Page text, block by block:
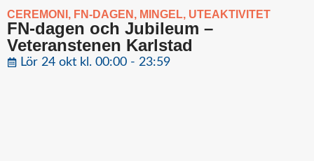
CEREMONI , FN-DAGEN , MINGEL, UTEAKTIVITET
FN-dagen och Jubileum –
Veteranstenen Karlstad
Lör 24 okt kl. 00:00 - 23:59